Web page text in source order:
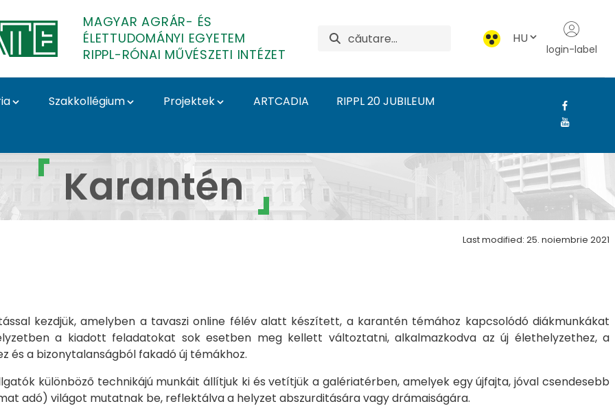
MAGYAR AGRÁR- ÉS
ÉLETTUDOMÁNYI EGYETEM
RIPPL-RÓNAI MŰVÉSZETI INTÉZET
HU
login-label
Szakkollégium Projektek ARTCADIA
RIPPL 20 JUBILEUM
- Rippl-Rónai Művészeti Intézet
Karantén
Last modified: 25. noiembrie 2021
kezdjük, amelyben a tavaszi online félév alatt készített, a karantén témához kapcsolódó diákmunkákat
a kiadott feladatokat sok esetben meg kellett változtatni, alkalmazkodva az új élethelyzethez, a
és a bizonytalanságból fakadó új témákhoz.
különböző technikájú munkáit állítjuk ki és vetítjük a galériatérben, amelyek egy újfajta, jóval csendesebb
adó) világot mutatnak be, reflektálva a helyzet abszurditására vagy drámaiságára.